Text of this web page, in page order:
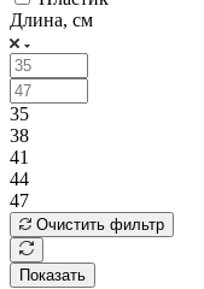
Длина, см
35
38
41
44
47
Очистить фильтр
Показать